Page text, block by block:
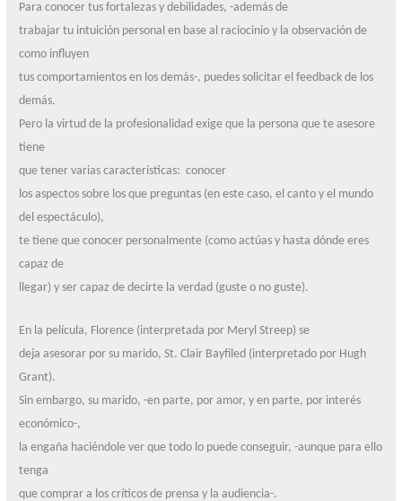
Para conocer tus fortalezas y debilidades, -además de
trabajar tu intuición personal en base al raciocinio y la observación de
como influyen
tus comportamientos en los demás-, puedes solicitar el feedback de los
demás.
Pero la virtud de la profesionalidad exige que la persona que te asesore
tiene
que tener varias características: conocer
los aspectos sobre los que preguntas (en este caso, el canto y el mundo
del espectáculo),
te tiene que conocer personalmente (como actúas y hasta dónde eres
capaz de
llegar) y ser capaz de decirte la verdad (guste o no guste).
En la película, Florence (interpretada por Meryl Streep) se
deja asesorar por su marido, St. Clair Bayfiled (interpretado por Hugh
Grant).
Sin embargo, su marido, -en parte, por amor, y en parte, por interés
económico-,
la engaña haciéndole ver que todo lo puede conseguir, -aunque para ello
tenga
que comprar a los críticos de prensa y la audiencia-.